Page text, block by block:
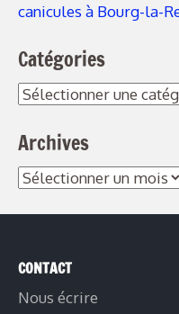
canicules à Bourg-la-
Catégories
Catégories
Archives
Archives
CONTACT
Nous écrire